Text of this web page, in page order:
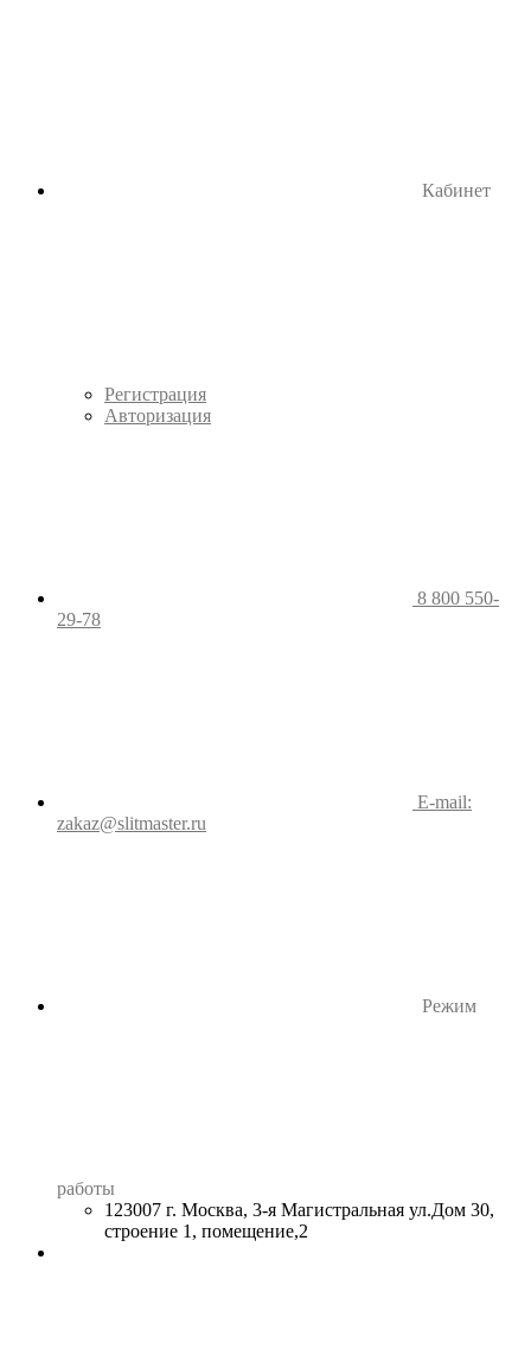
Кабинет
Регистрация
Авторизация
8 800 550-
29-78
E-mail:
zakaz@slitmaster.ru
Режим
работы
123007 г. Москва, 3-я Магистральная ул.Дом 30,
строение 1, помещение,2